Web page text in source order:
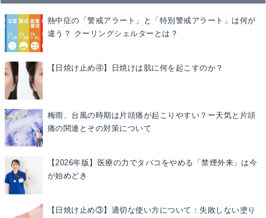
熱中症の「警戒アラート」と「特別警戒アラート」は何が
違う？ クーリングシェルターとは？
【日焼け止め④】日焼けは肌に何を起こすのか？
梅雨、台風の時期は片頭痛が起こりやすい？ー天気と片頭
痛の関連とその対策について
【2026年版】医療の力でタバコをやめる「禁煙外来」は今
が始めどき
【日焼け止め③】適切な使い方について：失敗しない塗り